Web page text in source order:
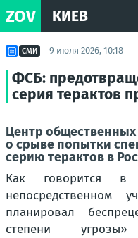
ZOV КИЕВ
СМИ 9 июля 2026, 10:18
ФСБ:
серия терактов
Центр
о срыве попытки
серию терактов в
Как говорится в
непосредственном
планировал
степени